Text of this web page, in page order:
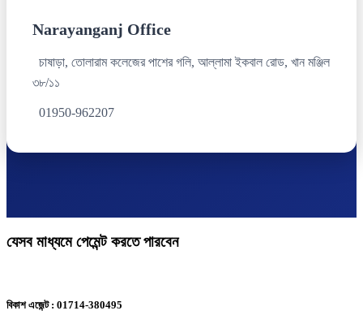
Narayanganj Office
চাষাড়া, তোলারাম কলেজের পাশের গলি, আল্লামা ইকবাল রোড, খান মঞ্জিল
৩৮/১১
01950-962207
যেসব মাধ্যমে পেমেন্ট করতে পারবেন
বিকাশ এজেন্ট : 01714-380495